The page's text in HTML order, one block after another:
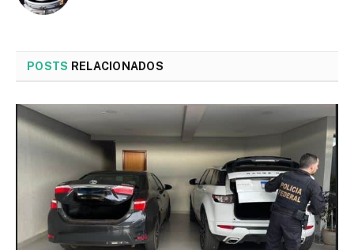
POSTS RELACIONADOS